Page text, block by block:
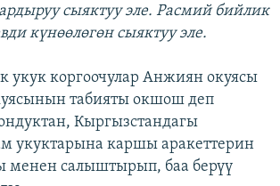
сыяктуу эле. Расмий бийлик
күнөөлөгөн сыяктуу эле.
укук коргоочулар Анжиян окуясы
табияты окшош деп
Кыргызстандагы
укуктарына каршы аракеттерин
менен салыштырып, баа берүү